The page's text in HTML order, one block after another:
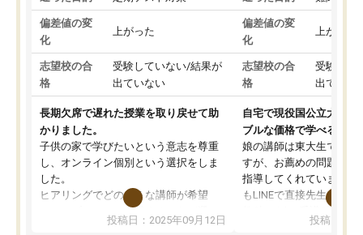
偏差値の変
化
上がった
志望校の合
格
受験していない/結果が
出ていない
長期欠席で遅れた授業を取り戻せて助
かりました。
子供の家で学びたいという意志を尊重
し、オンライン個別という選択をしま
した。
ヒアリングでどのような講師が希望
か、オプションは付帯するかなど選ぶ
事が出来ました。
投稿日：2025年09月12日
偏差値の変
化
上がった
志望校の合
格
受験して
出ていな
自宅で現役国公立大学生
ブルな価格で学べる
娘の講師は東大生では無
すが、お薦めの問題集や
指導してくれています。
もLINEで直接先生に質問
めれるので、個人に合
投稿日：